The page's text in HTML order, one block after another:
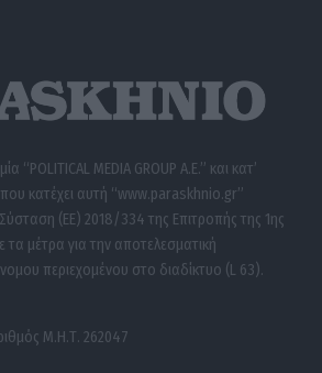
“POLITICAL MEDIA GROUP A.E.” και κατ’
κατέχει αυτή “www.paraskhnio.gr”
(ΕΕ) 2018/334 της Επιτροπής της 1ης
τα μέτρα για την αποτελεσματική
περιεχομένου στο διαδίκτυο (L 63).
Μ.Η.Τ. 262047